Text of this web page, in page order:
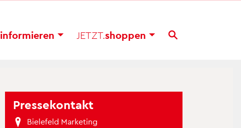
in­for­mie­ren JETZT.shop­pen
Pres­se­kon­takt
Bie­le­feld Mar­ke­ting